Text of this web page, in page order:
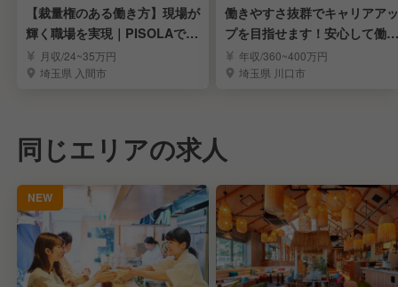
【裁量権のある働き方】現場が
輝く職場を実現｜PISOLAで店
長候補募集
月収/24~35万円
埼玉県 入間市
働きやすさ抜群でキャリアアッ
プを目指せます！安心して働け
る大手企業◎
年収/360~400万円
埼玉県 川口市
同じエリアの求人
NEW